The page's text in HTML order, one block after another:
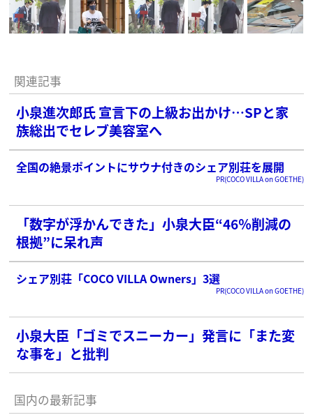
関連記事
小泉進次郎氏 宣言下の上級お出かけ…SPと家
族総出でセレブ美容室へ
全国の絶景ポイントにサウナ付きのシェア別荘を展開
PR(COCO VILLA on GOETHE)
「数字が浮かんできた」小泉大臣“46％削減の
根拠”に呆れ声
シェア別荘「COCO VILLA Owners」3選
PR(COCO VILLA on GOETHE)
小泉大臣「ゴミでスニーカー」発言に「また変
な事を」と批判
国内の最新記事